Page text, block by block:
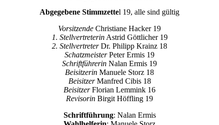
Abgegebene Stimmzettel 19, alle sind gültig
Vorsitzende Christiane Hacker 19
1. StellvertreterinAstrid Göttlicher 19
2. StellvertreterDr. Philipp Krainz 18
SchatzmeisterPeter Ermis 19
Schriftführerin Nalan Ermis 19
Beisitzerin Manuele Storz 18
BeisitzerManfred Cibis 18
BeisitzerFlorian Lemmink 16
Revisorin Birgit Höffling 19
Schriftführung: Nalan Ermis